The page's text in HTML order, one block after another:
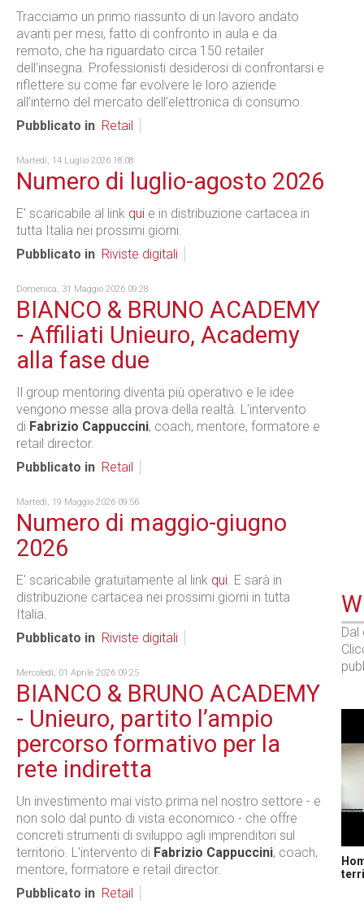
Tracciamo un primo riassunto di un lavoro andato
avanti per mesi, fatto di confronto in aula e da
remoto, che ha riguardato circa 150 retailer
dell’insegna. Professionisti desiderosi di confrontarsi e
riflettere su come far evolvere le loro aziende
all’interno del mercato dell’elettronica di consumo.
Pubblicato in Retail
Martedì, 14 Luglio 2026 18:08
Numero di luglio-agosto 2026
E' scaricabile al link qui e in distribuzione cartacea in
tutta Italia nei prossimi giorni.
Pubblicato in Riviste digitali
Domenica, 31 Maggio 2026 09:28
BIANCO & BRUNO ACADEMY
- Affiliati Unieuro, Academy
alla fase due
Il group mentoring diventa più operativo e le idee
vengono messe alla prova della realtà. L'intervento
di Fabrizio Cappuccini, coach, mentore, formatore e
retail director.
Pubblicato in Retail
Martedì, 19 Maggio 2026 09:56
Numero di maggio-giugno
2026
E' scaricabile gratuitamente al link qui. E sarà in
distribuzione cartacea nei prossimi giorni in tutta
Italia.
Pubblicato in Riviste digitali
Mercoledì, 01 Aprile 2026 09:25
BIANCO & BRUNO ACADEMY
- Unieuro, partito l’ampio
percorso formativo per la
rete indiretta
Un investimento mai visto prima nel nostro settore - e
non solo dal punto di vista economico - che offre
concreti strumenti di sviluppo agli imprenditori sul
territorio. L'intervento di Fabrizio Cappuccini, coach,
mentore, formatore e retail director.
Pubblicato in Retail